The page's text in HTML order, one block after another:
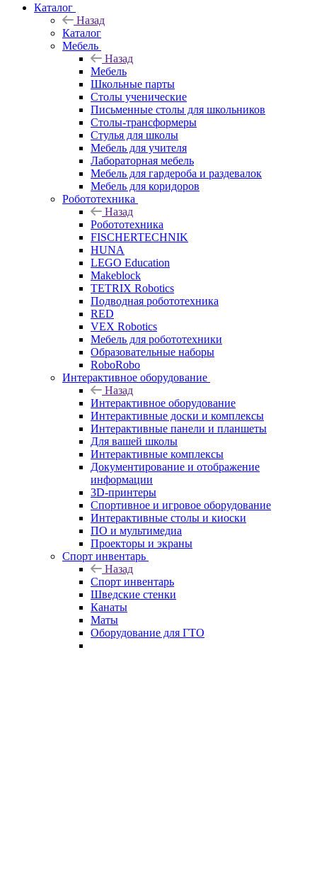
Каталог
Назад
Каталог
Мебель
Назад
Мебель
Школьные парты
Столы ученические
Письменные столы для школьников
Столы-трансформеры
Стулья для школы
Мебель для учителя
Лабораторная мебель
Мебель для гардероба и раздевалок
Мебель для коридоров
Робототехника
Назад
Робототехника
FISCHERTECHNIK
HUNA
LEGO Education
Makeblock
TETRIX Robotics
Подводная робототехника
RED
VEX Robotics
Мебель для робототехники
Образовательные наборы
RoboRobo
Интерактивное оборудование
Назад
Интерактивное оборудование
Интерактивные доски и комплексы
Интерактивные панели и планшеты
Для вашей школы
Интерактивные комплексы
Документирование и отображение
информации
3D-принтеры
Спортивное и игровое оборудование
Интерактивные столы и киоски
ПО и мультимедиа
Проекторы и экраны
Спорт инвентарь
Назад
Спорт инвентарь
Шведские стенки
Канаты
Маты
Оборудование для ГТО